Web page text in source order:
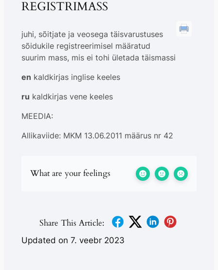
REGISTRIMASS
juhi, sõitjate ja veosega täisvarustuses
sõidukile registreerimisel määratud
suurim mass, mis ei tohi ületada täismassi
en kaldkirjas inglise keeles
ru kaldkirjas vene keeles
MEEDIA:
Allikaviide: MKM 13.06.2011 määrus nr 42
What are your feelings
Share This Article:
Updated on 7. veebr 2023